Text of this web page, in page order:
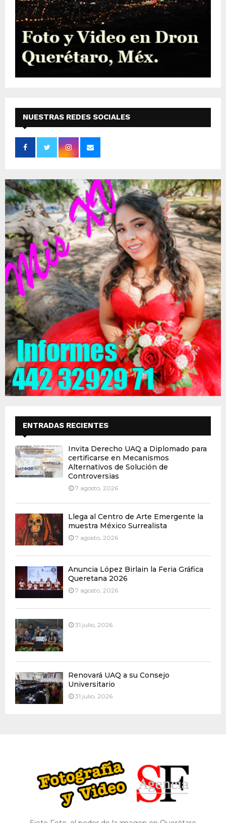
NUESTRAS REDES SOCIALES
ENTRADAS RECIENTES
Invita Derecho UAQ a Diplomado para
certificarse en Mecanismos
Alternativos de Solución de
Controversias
7 agosto, 2026
Llega al Centro de Arte Emergente la
muestra México Surrealista
7 agosto, 2026
Anuncia López Birlain la Feria Gráfica
Queretana 2026
7 agosto, 2026
31 julio, 2026
Renovará UAQ a su Consejo
Universitario
31 julio, 2026